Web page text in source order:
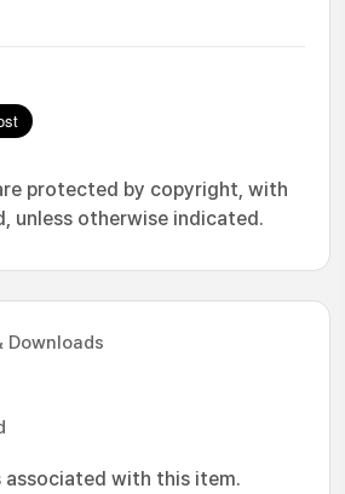
protected by copyright, with
unless otherwise indicated.
Downloads
associated with this item.